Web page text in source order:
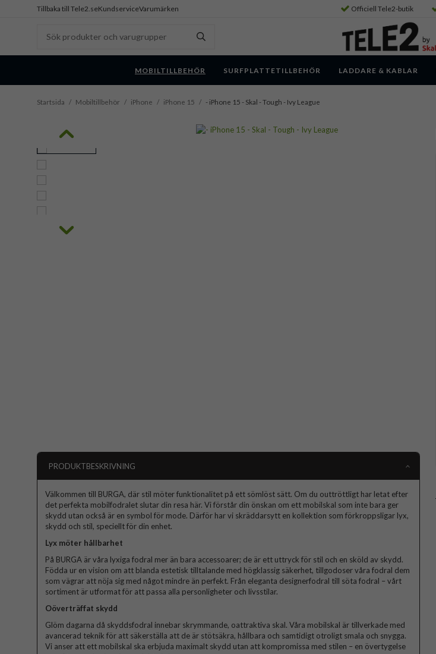
Tillbaka till Tele2.seKundserviceVarumärken Officiell Tele2-butik
MOBILTILLBEHÖR SURFPLATTETILLBEHÖR LADDARE & KABLAR
Startsida / Mobiltillbehör / iPhone / iPhone 15 / - iPhone 15 - Skal - Tough - Ivy League
PRODUKTBESKRIVNING
Välkommen till BURGA, där stil möter funktionalitet på ett sömlöst sätt. Om du outtröttligt har letat efter
det perfekta mobilfodralet slutar din resa här. Vi förstår din önskan om ett mobilskal som inte bara ger
skydd utan också är en symbol för mode. Därför har vi skräddarsytt en kollektion som förkroppsligar lyx,
skydd och stil, speciellt för din enhet.
Lyx möter hållbarhet
På BURGA är våra lyxiga fodral mer än bara accessoarer; de är ett uttryck för stil och en sköld av skydd.
Födda ur en vision om att blanda estetisk tilltalande med högklassig säkerhet, tillgodoser våra fodral dem
som vägrar att nöja sig med något mindre än perfekt. Från eleganta designerfodral till söta fodral – vårt
sortiment är utformat för att passa alla personligheter och livsstilar.
Oöverträffat skydd
Glöm dagarna då skyddsfodral innebar skrymmande, oattraktiva skal. Våra mobilskal är tillverkade med
avancerad teknik för att säkerställa att de är stötsäkra, hållbara och samtidigt otroligt smala och snygga.
Vi anser att ett mobilskal ska erbjuda maximalt skydd utan att kompromissa med stilen – en övertygelse